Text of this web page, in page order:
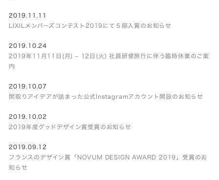
2019.11.11
LIXILメンバーズコンテスト2019にて５邸入賞のお知らせ
2019.10.24
2019年11月11日(月) – 12日(火) 社員研修旅行に伴う臨時休業のご案
内
2019.10.07
間取りアイデアが詰まった公式Instagramアカウント開設のお知らせ
2019.10.02
2019年度グッドデザイン賞受賞のお知らせ
2019.09.12
フランスのデザイン賞「NOVUM DESIGN AWARD 2019」受賞のお
知らせ